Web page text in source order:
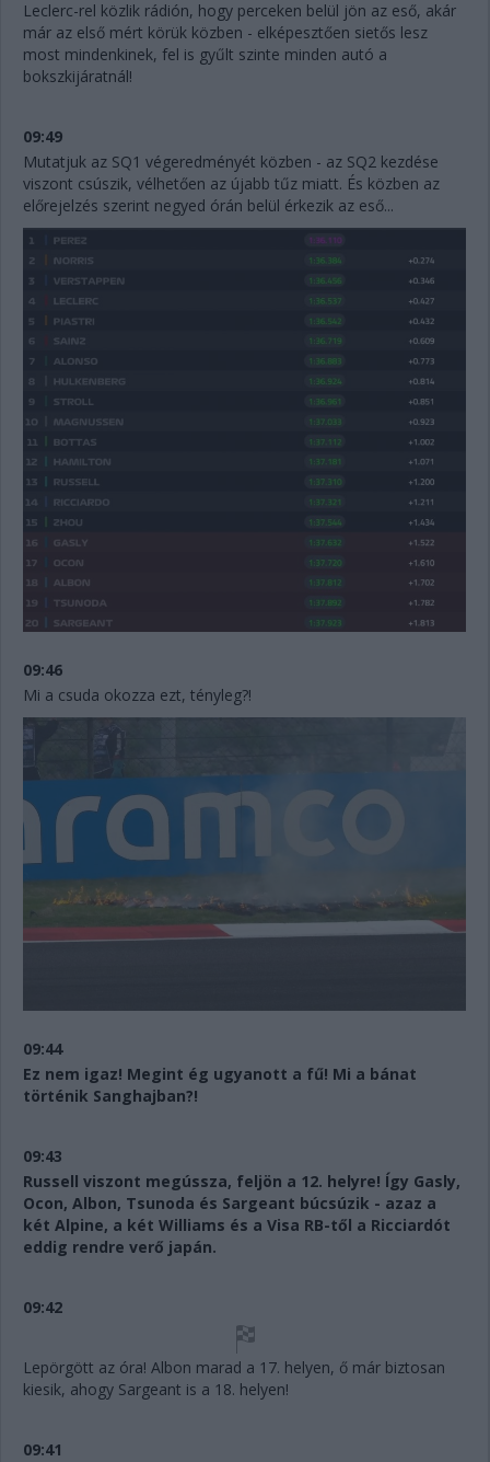
Leclerc-rel közlik rádión, hogy perceken belül jön az eső, akár
már az első mért körük közben - elképesztően sietős lesz
most mindenkinek, fel is gyűlt szinte minden autó a
bokszkijáratnál!
09:49
Mutatjuk az SQ1 végeredményét közben - az SQ2 kezdése
viszont csúszik, vélhetően az újabb tűz miatt. És közben az
előrejelzés szerint negyed órán belül érkezik az eső...
09:46
Mi a csuda okozza ezt, tényleg?!
09:44
Ez nem igaz! Megint ég ugyanott a fű! Mi a bánat
történik Sanghajban?!
09:43
Russell viszont megússza, feljön a 12. helyre! Így Gasly,
Ocon, Albon, Tsunoda és Sargeant búcsúzik - azaz a
két Alpine, a két Williams és a Visa RB-től a Ricciardót
eddig rendre verő japán.
09:42
Lepörgött az óra! Albon marad a 17. helyen, ő már biztosan
kiesik, ahogy Sargeant is a 18. helyen!
09:41